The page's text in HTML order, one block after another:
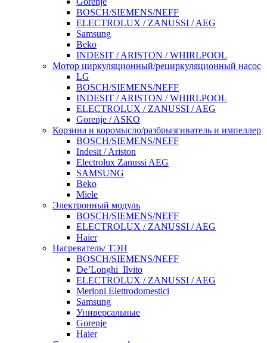
BOSCH/SIEMENS/NEFF
ELECTROLUX / ZANUSSI / AEG
Samsung
Beko
INDESIT / ARISTON / WHIRLPOOL
Мотор циркуляционный/рециркуляционный насос
LG
BOSCH/SIEMENS/NEFF
INDESIT / ARISTON / WHIRLPOOL
ELECTROLUX / ZANUSSI / AEG
Gorenje / ASKO
Корзина и коромысло/разбрызгиватель и импеллер
BOSCH/SIEMENS/NEFF
Indesit / Ariston
Electrolux Zanussi AEG
SAMSUNG
Beko
Miele
Электронный модуль
BOSCH/SIEMENS/NEFF
ELECTROLUX / ZANUSSI / AEG
Haier
Нагреватель/ ТЭН
BOSCH/SIEMENS/NEFF
De’Longhi_Ilvito
ELECTROLUX / ZANUSSI / AEG
Merloni Elettrodomestici
Samsung
Универсальные
Gorenje
Haier